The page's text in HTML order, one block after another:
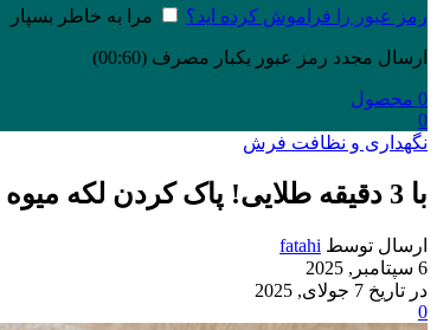
رمز عبور را فراموش کرده اید؟ مرا به خاطر بسپار
ارسال مجدد رمز عبور یکبار مصرف (00:
60
)
0 محصول
0
نگهداری و نظافت فرش
با 3 دقیقه طلایی! پاک کردن لکه میوه از روی فرش را آسان کنید.
ارسال توسط fatahi
6 سپتامبر, 2025
در تاریخ 7 جولای, 2025
0